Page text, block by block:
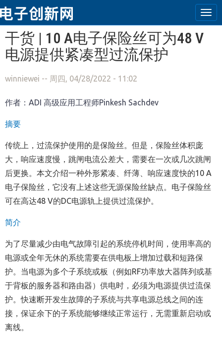
跳转到主要内容
干货 | 10 A电子保险丝可为48 V
电源提供紧凑型过流保护
winniewei -- 周四, 04/28/2022 - 11:02
作者： ADI 高级应用工程师Pinkesh Sachdev
摘要
传统上，过流保护使用的是保险丝。但是，保险丝体积庞
大，响应速度慢，跳闸电流公差大，需要在一次或几次跳闸
后更换。本文介绍一种外形紧凑、纤薄、响应速度快的10 A
电子保险丝，它没有上述这些无源保险丝缺点。电子保险丝
可在高达48 V的DC电源轨上提供过流保护。
简介
为了尽量减少由电气故障引起的系统停机时间，使用率高的
电源或全年无休的系统需要在供电板上增加过载和短路保
护。当电源为多个子系统或板（例如RF功率放大器阵列或基
于背板的服务器和路由器）供电时，必须为电源提供过流保
护。快速断开发生故障的子系统与共享电源总线之间的连
接，保证余下的子系统能够继续正常运行，无需重新启动或
离线。